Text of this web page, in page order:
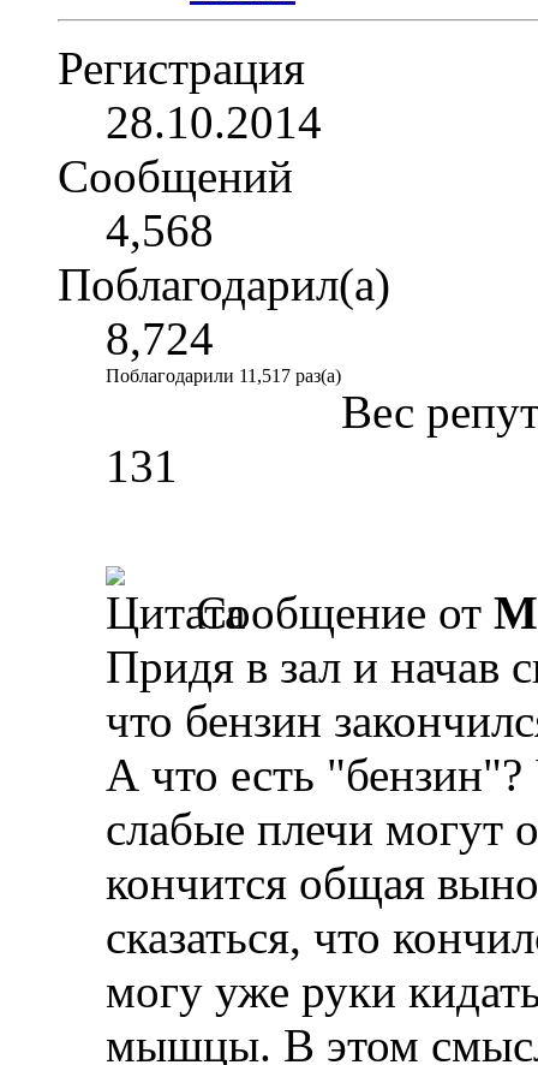
Регистрация
28.10.2014
Сообщений
4,568
Поблагодарил(а)
8,724
Поблагодарили 11,517 раз(а)
Вес
131
Сообщение от
Придя в зал и начав
что бензин
А что есть
слабые плечи могут
кончится общая
сказаться, что
могу уже руки
мышцы. В этом